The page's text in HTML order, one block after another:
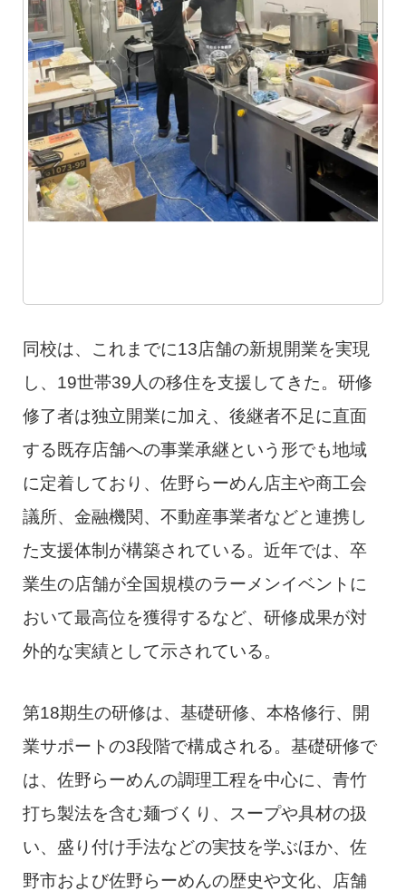
同校は、これまでに13店舗の新規開業を実現
し、19世帯39人の移住を支援してきた。研修
修了者は独立開業に加え、後継者不足に直面
する既存店舗への事業承継という形でも地域
に定着しており、佐野らーめん店主や商工会
議所、金融機関、不動産事業者などと連携し
た支援体制が構築されている。近年では、卒
業生の店舗が全国規模のラーメンイベントに
おいて最高位を獲得するなど、研修成果が対
外的な実績として示されている。
第18期生の研修は、基礎研修、本格修行、開
業サポートの3段階で構成される。基礎研修で
は、佐野らーめんの調理工程を中心に、青竹
打ち製法を含む麺づくり、スープや具材の扱
い、盛り付け手法などの実技を学ぶほか、佐
野市および佐野らーめんの歴史や文化、店舗